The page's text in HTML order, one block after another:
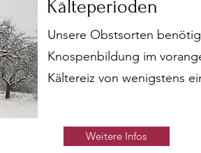
Kälteperioden
Unsere Obstsorten
Knospenbildung im
Kältereiz von wenigstens
Weitere Infos